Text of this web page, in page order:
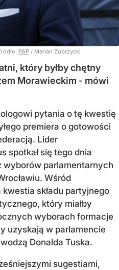
PAP / Marian Zubrzycki
który byłby chętny
Morawieckim - mówi
pytania o tę kwestię
premiera o gotowości
Lider
spotkał się tego dnia
wyborów parlamentarnych
Wśród
składu partyjnego
który miałby
wyborach formacje
uzyskają w parlamencie
Donalda Tuska.
sugestiami,